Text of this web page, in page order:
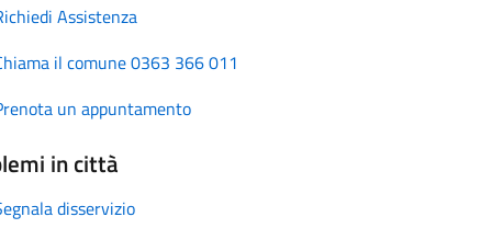
Assistenza
il comune 0363 366 011
un appuntamento
in città
disservizio